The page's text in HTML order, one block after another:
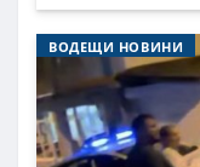
ВОДЕЩИ НОВИНИ